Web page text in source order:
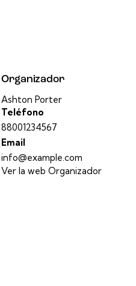
Organizador
Ashton Porter
Teléfono
88001234567
Email
info@example.com
Ver la web Organizador